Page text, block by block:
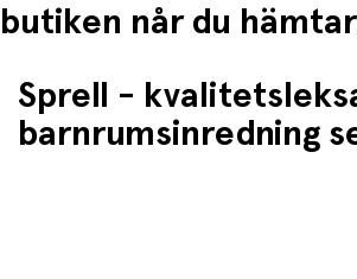
butiken når du
Sprell -
barnrumsinredning